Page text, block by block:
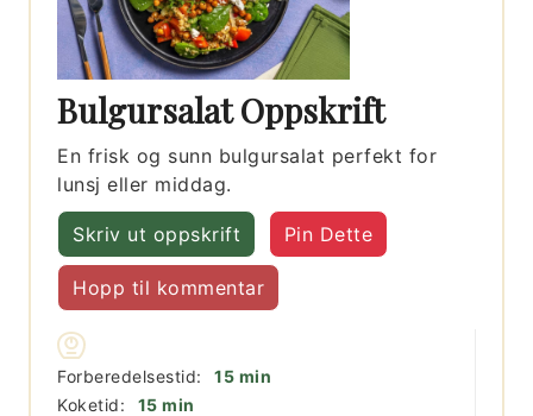
Bulgursalat Oppskrift
En frisk og sunn bulgursalat perfekt for
lunsj eller middag.
Skriv ut oppskrift Pin Dette
Hopp til kommentar
Forberedelsestid: 15minutter
min
Koketid:
15minutter
min